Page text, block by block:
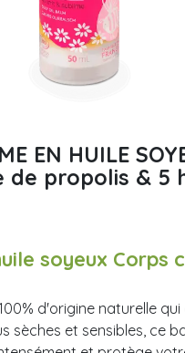
EN HUILE
de propolis & 5
soyeux Corps
d'origine naturelle
sèches et sensibles, ce